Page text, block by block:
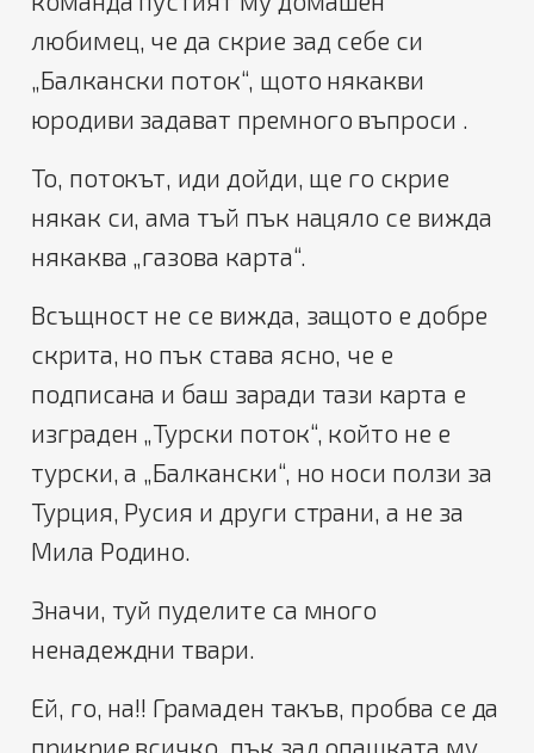
любимец, че да скрие зад себе си
„Балкански поток“, щото някакви
юродиви задават премного въпроси .
То, потокът, иди дойди, ще го скрие
някак си, ама тъй пък нацяло се вижда
някаква „газова карта“.
Всъщност не се вижда, защото е добре
скрита, но пък става ясно, че е
подписана и баш заради тази карта е
изграден „Турски поток“, който не е
турски, а „Балкански“, но носи ползи за
Турция, Русия и други страни, а не за
Мила Родино.
Значи, туй пуделите са много
ненадеждни твари.
Ей, го, на!! Грамаден такъв, пробва се да
прикрие всичко, пък зад опашката му